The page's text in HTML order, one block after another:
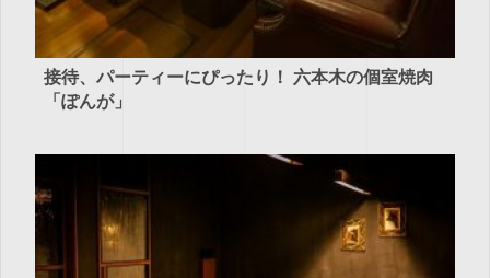
接待、パーティーにぴったり！ 六本木の個室焼肉
「ぽんが」